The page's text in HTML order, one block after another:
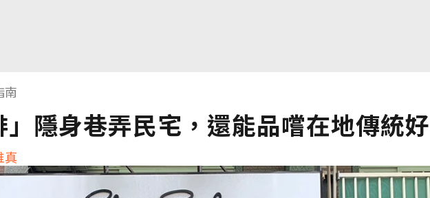
南
隱身巷弄民宅，還能品嚐在地傳統
真